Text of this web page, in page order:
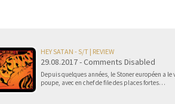
HEY SATAN - S/T | REVIEW
29.08.2017 - Comments Disabled
Depuis quelques années, le Stoner européen a le
poupe, avec en chef de file des places fortes…